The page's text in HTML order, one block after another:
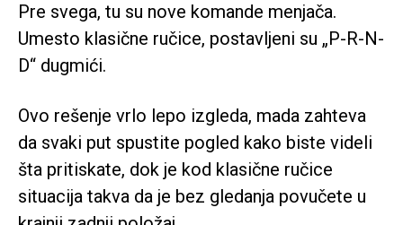
Pre svega, tu su nove komande menjača.
Umesto klasične ručice, postavljeni su „P-R-N-
D“ dugmići.
Ovo rešenje vrlo lepo izgleda, mada zahteva
da svaki put spustite pogled kako biste videli
šta pritiskate, dok je kod klasične ručice
situacija takva da je bez gledanja povučete u